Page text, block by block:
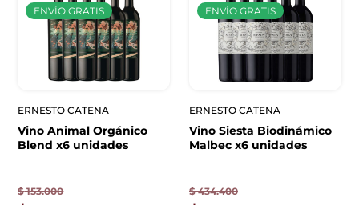
ENVÍO GRATIS
ERNESTO CATENA
Vino Animal Orgánico
Blend x6 unidades
$153.000
ENVÍO GRATIS
ERNESTO CATENA
Vino Siesta Biodinámico
Malbec x6 unidades
$434.400